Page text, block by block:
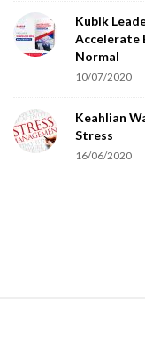
Kubik
Accelerate
Normal
10/07/2020
Keahlian
Stress
16/06/2020